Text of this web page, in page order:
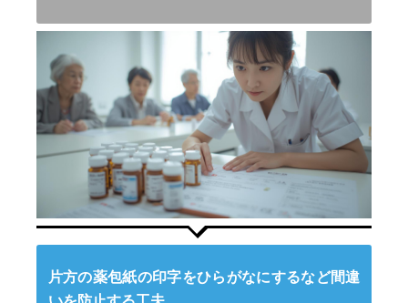
片方の薬包紙の印字をひらがなにするなど間違